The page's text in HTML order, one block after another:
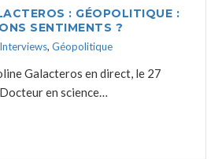
: GÉOPOLITIQUE :
SENTIMENTS ?
Interviews, Géopolitique
Galacteros en direct, le 27
en science…